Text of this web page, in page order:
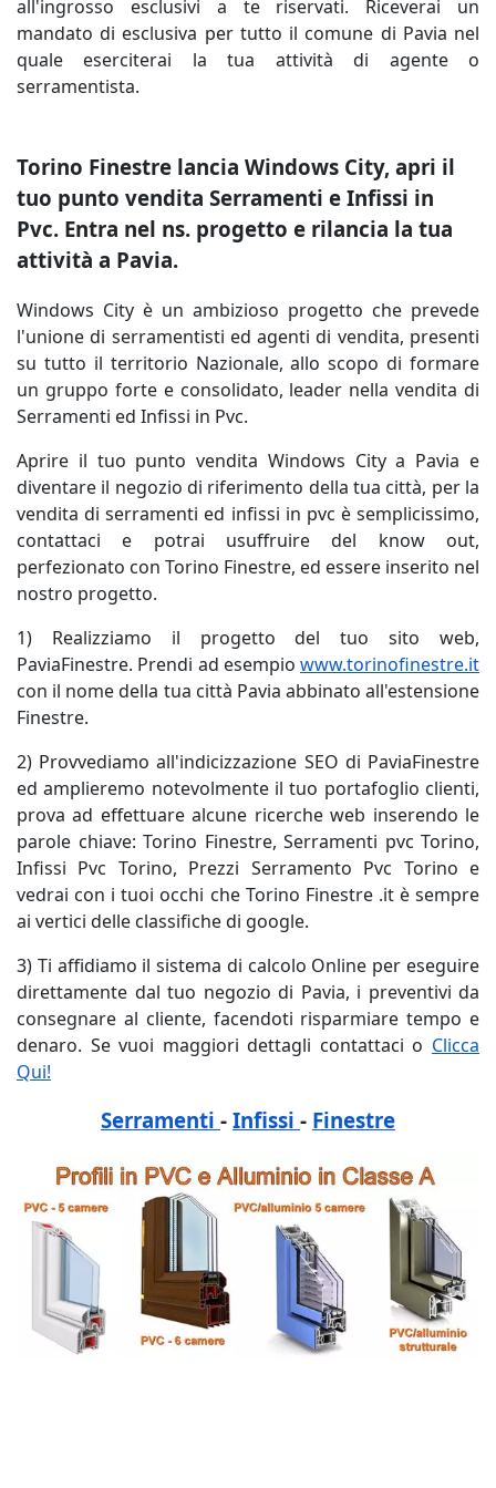
all'ingrosso esclusivi a te riservati. Riceverai un
mandato di esclusiva per tutto il comune di Pavia nel
quale eserciterai la tua attività di agente o
serramentista.
Torino Finestre lancia Windows City, apri il
tuo punto vendita Serramenti e Infissi in
Pvc. Entra nel ns. progetto e rilancia la tua
attività a Pavia.
Windows City è un ambizioso progetto che prevede
l'unione di serramentisti ed agenti di vendita, presenti
su tutto il territorio Nazionale, allo scopo di formare
un gruppo forte e consolidato, leader nella vendita di
Serramenti ed Infissi in Pvc.
Aprire il tuo punto vendita Windows City a Pavia e
diventare il negozio di riferimento della tua città, per la
vendita di serramenti ed infissi in pvc è semplicissimo,
contattaci e potrai usuffruire del know out,
perfezionato con Torino Finestre, ed essere inserito nel
nostro progetto.
1) Realizziamo il progetto del tuo sito web,
PaviaFinestre. Prendi ad esempio www.torinofinestre.it
con il nome della tua città Pavia abbinato all'estensione
Finestre.
2) Provvediamo all'indicizzazione SEO di PaviaFinestre
ed amplieremo notevolmente il tuo portafoglio clienti,
prova ad effettuare alcune ricerche web inserendo le
parole chiave: Torino Finestre, Serramenti pvc Torino,
Infissi Pvc Torino, Prezzi Serramento Pvc Torino e
vedrai con i tuoi occhi che Torino Finestre .it è sempre
ai vertici delle classifiche di google.
3) Ti affidiamo il sistema di calcolo Online per eseguire
direttamente dal tuo negozio di Pavia, i preventivi da
consegnare al cliente, facendoti risparmiare tempo e
denaro. Se vuoi maggiori dettagli contattaci o Clicca
Qui!
Serramenti - Infissi - Finestre